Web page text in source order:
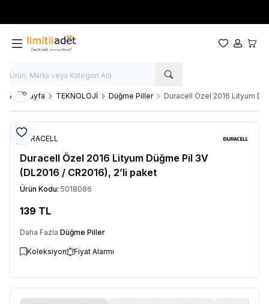
Favorilerim
Hesabım
Ana Sayfa TEKNOLOJİ Düğme Piller Duracell Özel 2016 Lityum
Favoriye Ekle
Paylaş
DURACELL
Duracell Özel 2016 Lityum Düğme Pil 3V
(DL2016 / CR2016), 2’li paket
Ürün Kodu: 5018086
139 TL
Daha Fazla Düğme Piller
Koleksiyon Fiyat Alarmı